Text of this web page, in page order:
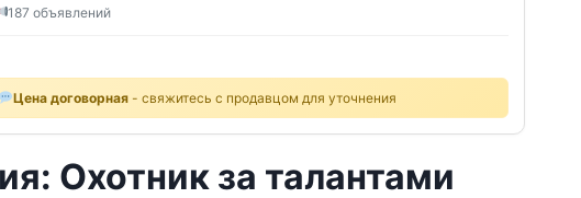
187 объявлений
Цена договорная - свяжитесь с продавцом для уточнения
Охотник за талантами